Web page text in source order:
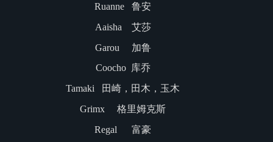
Ruanne 鲁安
Aaisha 艾莎
Garou 加鲁
Coocho 库乔
Tamaki 田崎，田木，玉木
Grimx 格里姆克斯
Regal 富豪